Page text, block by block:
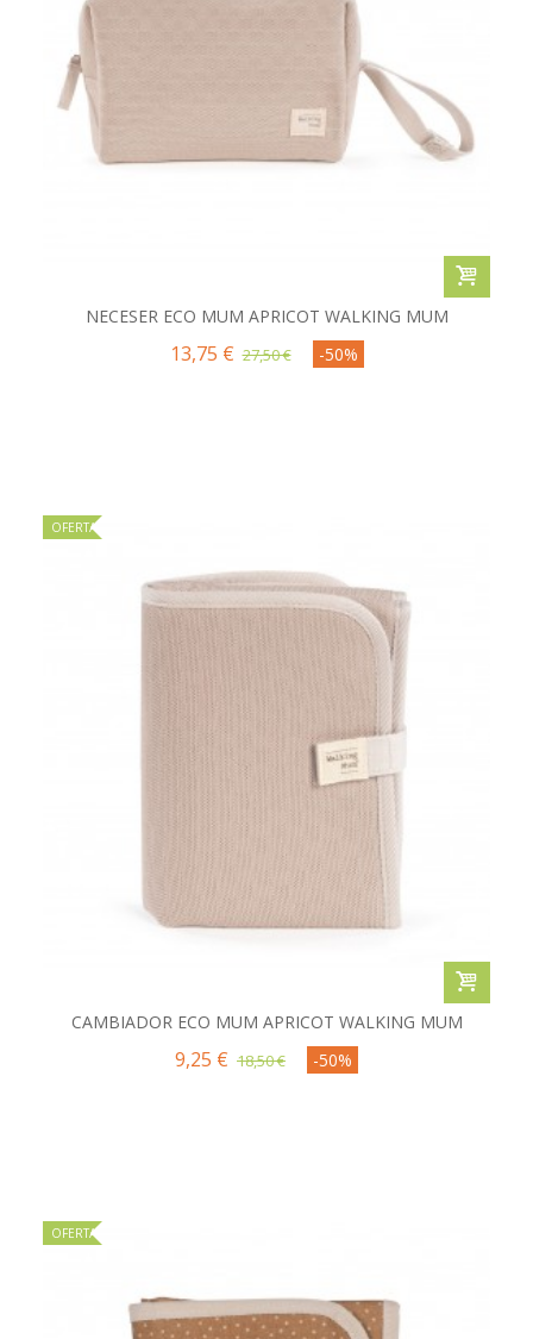
NECESER ECO MUM APRICOT WALKING MUM
13,75 € 27,50 € -50%
OFERTA
CAMBIADOR ECO MUM APRICOT WALKING MUM
9,25 € 18,50 € -50%
OFERTA